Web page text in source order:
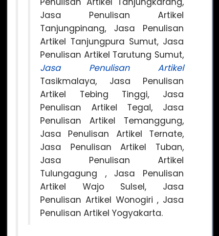
Jasa Penulisan Artikel
Tanjungpinang, Jasa Penulisan
Artikel Tanjungpura Sumut, Jasa
Penulisan Artikel Tarutung Sumut,
Jasa Penulisan Artikel
Tasikmalaya, Jasa Penulisan
Artikel Tebing Tinggi, Jasa
Penulisan Artikel Tegal, Jasa
Penulisan Artikel Temanggung,
Jasa Penulisan Artikel Ternate,
Jasa Penulisan Artikel Tuban,
Jasa Penulisan Artikel
Tulungagung , Jasa Penulisan
Artikel Wajo Sulsel, Jasa
Penulisan Artikel Wonogiri , Jasa
Penulisan Artikel Yogyakarta.